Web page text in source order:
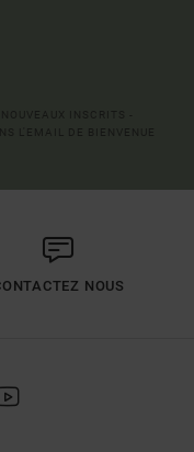
NOUS